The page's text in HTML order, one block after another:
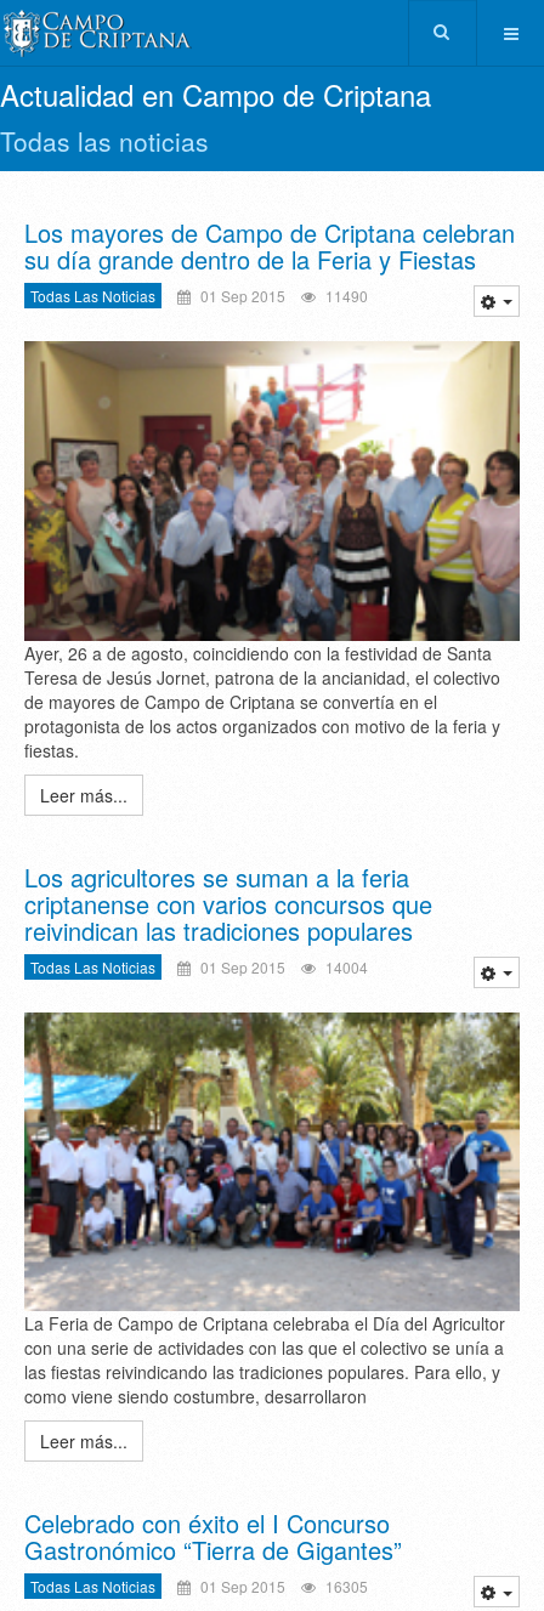
Actualidad en Campo de Criptana
Todas las noticias
Los mayores de Campo de Criptana celebran
su día grande dentro de la Feria y Fiestas
Todas Las Noticias 01 Sep 2015 11490
Ayer, 26 a de agosto, coincidiendo con la festividad de Santa
Teresa de Jesús Jornet, patrona de la ancianidad, el colectivo
de mayores de Campo de Criptana se convertía en el
protagonista de los actos organizados con motivo de la feria y
fiestas.
Leer más...
Los agricultores se suman a la feria
criptanense con varios concursos que
reivindican las tradiciones populares
Todas Las Noticias 01 Sep 2015 14004
La Feria de Campo de Criptana celebraba el Día del Agricultor
con una serie de actividades con las que el colectivo se unía a
las fiestas reivindicando las tradiciones populares. Para ello, y
como viene siendo costumbre, desarrollaron
Leer más...
Celebrado con éxito el I Concurso
Gastronómico “Tierra de Gigantes”
Todas Las Noticias 01 Sep 2015 16305